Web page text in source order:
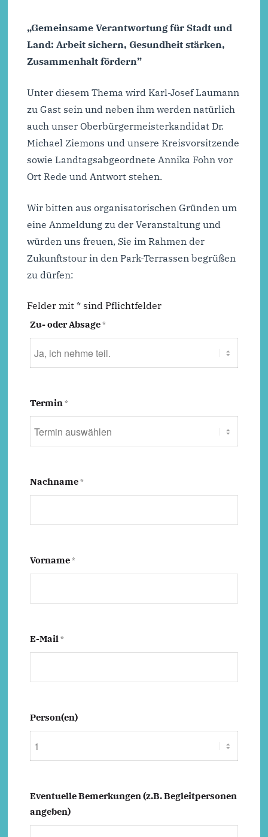
„Gemeinsame Verantwortung für Stadt und
Land: Arbeit sichern, Gesundheit stärken,
Zusammenhalt fördern”
Unter diesem Thema wird Karl-Josef Laumann
zu Gast sein und neben ihm werden natürlich
auch unser Oberbürgermeisterkandidat Dr.
Michael Ziemons und unsere Kreisvorsitzende
sowie Landtagsabgeordnete Annika Fohn vor
Ort Rede und Antwort stehen.
Wir bitten aus organisatorischen Gründen um
eine Anmeldung zu der Veranstaltung und
würden uns freuen, Sie im Rahmen der
Zukunftstour in den Park-Terrassen begrüßen
zu dürfen:
Felder mit * sind Pflichtfelder
Zu- oder Absage*
Termin*
Nachname*
Vorname*
E-Mail*
Person(en)
Eventuelle Bemerkungen (z.B. Begleitpersonen
angeben)